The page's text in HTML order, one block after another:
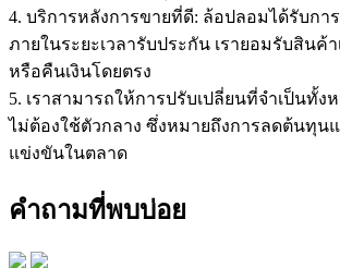
4. บริการหลังการขายที่ดี: ล้อปลอมได้รับกา
ภายในระยะเวลารับประกัน เรายอมรับสินค้
หรือคืนเงินโดยตรง
5. เราสามารถให้การปรับเปลี่ยนที่จำเป็นทั้
ไม่ต้องใช้ตัวกลาง ซึ่งหมายถึงการลดต้นทุนแ
แข่งขันในตลาด
คำถามที่พบบ่อย